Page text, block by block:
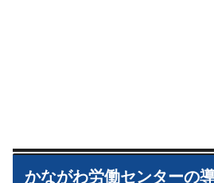
かながわ労働センターの